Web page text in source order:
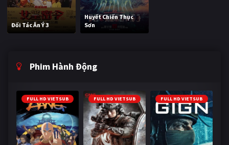
Đối Tác Ăn Ý 3
Huyết Chiến Thục
Sơn
Phim Hành Động
FULL HD VIETSUB FULL HD VIETSUB FULL HD VIETSUB